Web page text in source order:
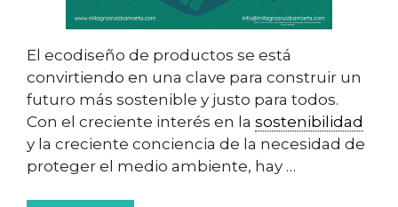
El ecodiseño de productos se está
convirtiendo en una clave para construir un
futuro más sostenible y justo para todos.
Con el creciente interés en la sostenibilidad
y la creciente conciencia de la necesidad de
proteger el medio ambiente, hay …